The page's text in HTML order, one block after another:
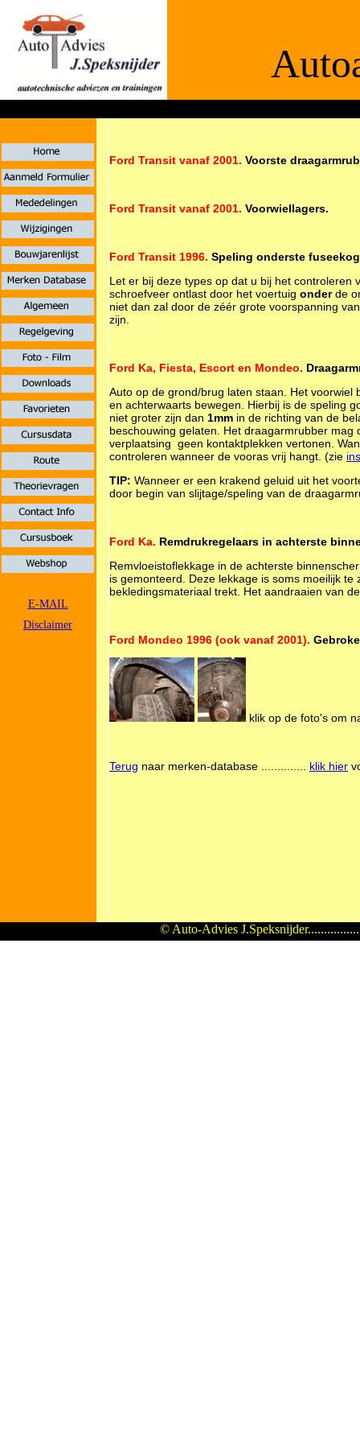
© Auto-Advies
E-MAIL
Disclaimer
Ford Transit vanaf 2001. Voorste
Ford Transit vanaf 2001. Voorwiellagers.
Ford Transit 1996. Speling onderste
Let er bij deze types op dat u bij het controleren
schroefveer ontlast door het voertuig onderde
niet dan zal door de zéér grote voorspanning
zijn.
Ford Ka, Fiesta, Escort en Mondeo.
Auto op de grond/brug laten staan. Het
en achterwaarts bewegen. Hierbij is de speling
niet groter zijn dan 1mm in de richting van de
beschouwing gelaten. Het draagarmrubber
verplaatsing geen kontaktplekken vertonen.
controleren wanneer de vooras vrij hangt. (zie
TIP: Wanneer er een krakend geluid uit het
door begin van slijtage/speling van de
Ford Ka. Remdrukregelaars in achterste
Remvloeistoflekkage in de achterste
is gemonteerd. Deze lekkage is soms moeilijk
bekledingsmateriaal trekt. Het aandraaien van
Ford Mondeo 1996 (ook vanaf 2001).
klik op de foto's om
Terug naar merken-database .............. klik hier